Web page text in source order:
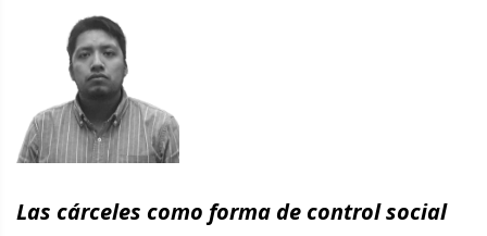
Las cárceles como forma de control social